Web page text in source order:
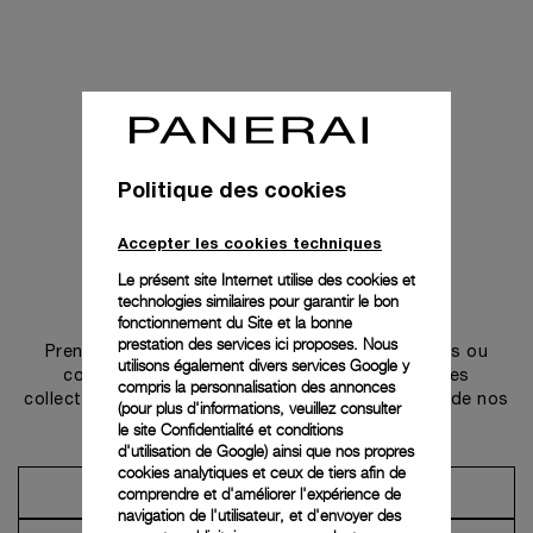
Prendre contact
Prenez rendez-vous dans l’une de nos boutiques ou
contactez notre conciergerie pour découvrir les
collections et bénéficier des conseils ou services de nos
ambassadeurs.
Prendre un rendez-vous
Politique des cookies
Accepter les cookies techniques
Le présent site Internet utilise des cookies et
technologies similaires pour garantir le bon
fonctionnement du Site et la bonne
prestation des services ici proposes. Nous
utilisons également divers services Google y
compris la personnalisation des annonces
(pour plus d'informations, veuillez consulter
le site Confidentialité et conditions
d'utilisation de Google) ainsi que nos propres
cookies analytiques et ceux de tiers afin de
comprendre et d'améliorer l'expérience de
navigation de l'utilisateur, et d'envoyer des